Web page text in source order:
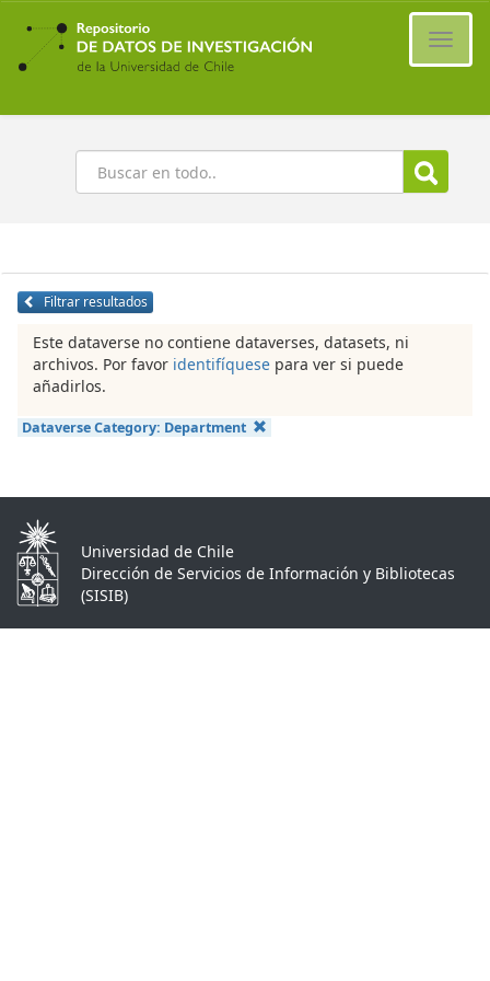
Ir
contenido
principal
Buscar
Filtrar resultados
Este dataverse no contiene dataverses, datasets, ni
archivos. Por favor identifíquese para ver si puede
añadirlos.
Dataverse Category: Department
Universidad de Chile
Dirección de Servicios de Información y Bibliotecas
(SISIB)